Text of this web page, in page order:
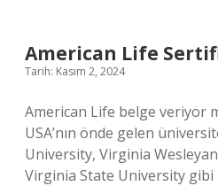
American Life
Tarih: Kasım 2, 2024
American Life belge veriyor
USA’nın önde gelen
University, Virginia
Virginia State University